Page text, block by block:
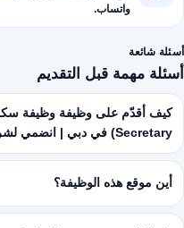
واتساب.
أسئلة شائعة
أسئلة مهمة قبل التقديم
Secretary) في دبي | انضمي لشركة رائدة الآن!؟
أين موقع هذه الوظيفة؟